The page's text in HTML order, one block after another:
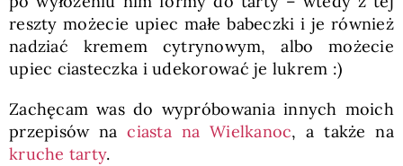
reszty możecie upiec małe babeczki i je również
nadziać kremem cytrynowym, albo możecie
upiec ciasteczka i udekorować je lukrem :)
Zachęcam was do wypróbowania innych moich
przepisów naciasta na Wielkanoc, a także na
kruche tarty.